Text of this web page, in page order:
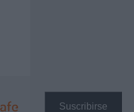
Suscribirse